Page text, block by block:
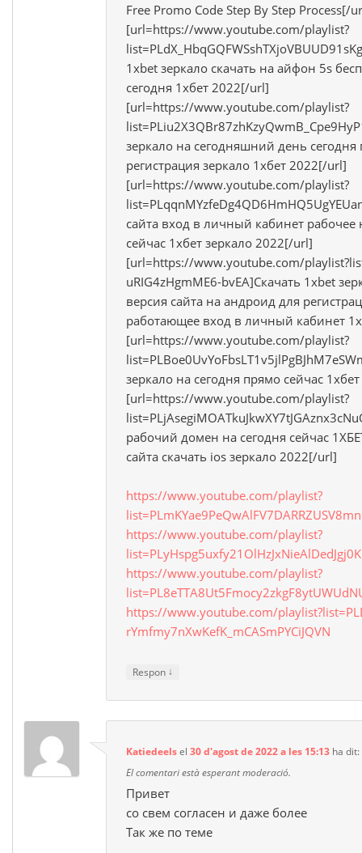
Free Promo Code Step By Step Process[/
[url=https://www.youtube.com/playlist?
1xbet зеркало скачать на айфон 5s
сегодня 1хбет 2022[/url]
[url=https://www.youtube.com/playlist?
зеркало на сегодняшний день сегодня
регистрация зеркало 1хбет 2022[/url]
[url=https://www.youtube.com/playlist?
сайта вход в личный кабинет рабочее
сейчас 1хбет зеркало 2022[/url]
[url=https://www.youtube.com/
uRIG4zHgmME6-bvEA]Скачать 1xbet
версия сайта на андроид для
работающее вход в личный кабинет
[url=https://www.youtube.com/playlist?
зеркало на сегодня прямо сейчас
[url=https://www.youtube.com/playlist?
рабочий домен на сегодня сейчас
сайта скачать ios зеркало 2022[/url]
https://www.youtube.com/playlist?
https://www.youtube.com/playlist?
https://www.youtube.com/playlist?
https://www.youtube.com/
rYmfmy7nXwKefK_mCASmPYCiJQVN
Respon ↓
Katiedeelsel30 d'agost de 2022 a les 15:13 ha dit:
El comentari està esperant moderació.
Привет
со свем согласен и даже более
Так же по теме